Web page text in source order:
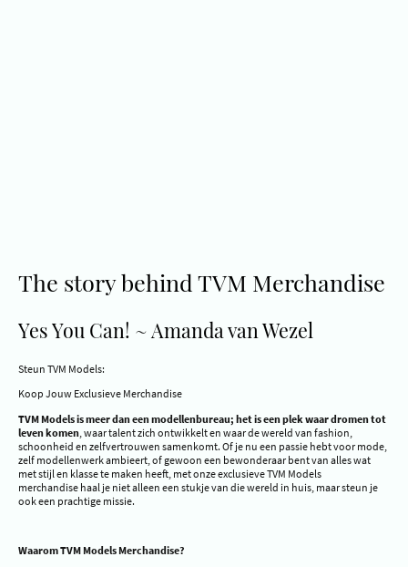
The story behind TVM Merchandise
Yes You Can! ~ Amanda van Wezel
Steun TVM Models:
Koop Jouw Exclusieve Merchandise
TVM Models is meer dan een modellenbureau; het is een plek waar dromen tot
leven komen , waar talent zich ontwikkelt en waar de wereld van fashion,
schoonheid en zelfvertrouwen samenkomt. Of je nu een passie hebt voor mode,
zelf modellenwerk ambieert, of gewoon een bewonderaar bent van alles wat
met stijl en klasse te maken heeft, met onze exclusieve TVM Models
merchandise haal je niet alleen een stukje van die wereld in huis, maar steun je
ook een prachtige missie.
Waarom TVM Models Merchandise?